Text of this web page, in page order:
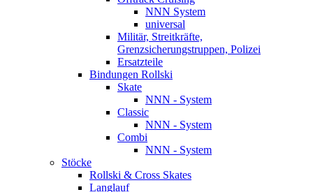
NNN System
universal
Militär, Streitkräfte,
Grenzsicherungstruppen, Polizei
Ersatzteile
Bindungen Rollski
Skate
NNN - System
Classic
NNN - System
Combi
NNN - System
Stöcke
Rollski & Cross Skates
Langlauf